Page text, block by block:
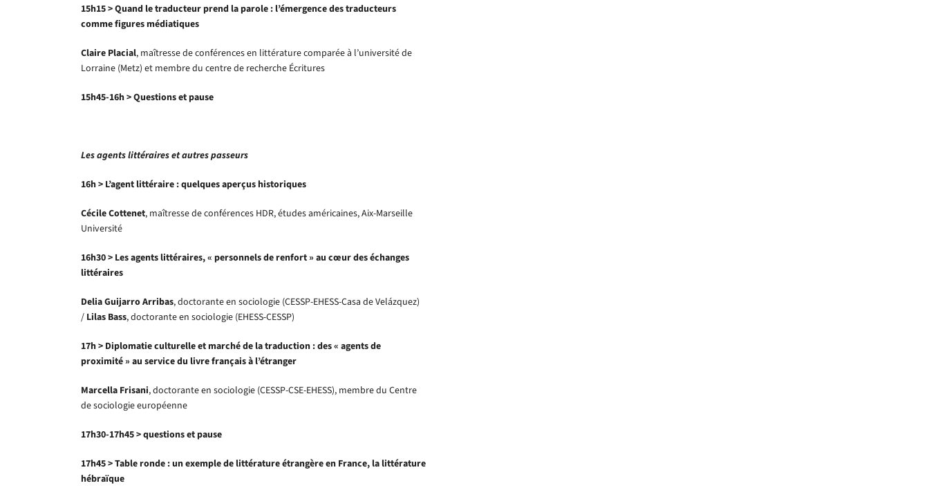
15h15 > Quand le traducteur prend la parole : l’émergence des traducteurs
comme figures médiatiques
Claire Placial, maîtresse de conférences en littérature comparée à l’université de
Lorraine (Metz) et membre du centre de recherche Écritures
15h45-16h > Questions et pause
Les agents littéraires et autres passeurs
16h > L’agent littéraire : quelques aperçus historiques
Cécile Cottenet, maîtresse de conférences HDR, études américaines, Aix-Marseille
Université
16h30 > Les agents littéraires, « personnels de renfort » au cœur des échanges
littéraires
Delia Guijarro Arribas, doctorante en sociologie (CESSP-EHESS-Casa de Velázquez)
/ Lilas Bass, doctorante en sociologie (EHESS-CESSP)
17h > Diplomatie culturelle et marché de la traduction : des « agents de
proximité » au service du livre français à l’étranger
Marcella Frisani, doctorante en sociologie (CESSP-CSE-EHESS), membre du Centre
de sociologie européenne
17h30-17h45 > questions et pause
17h45 > Table ronde : un exemple de littérature étrangère en France, la littérature
hébraïque